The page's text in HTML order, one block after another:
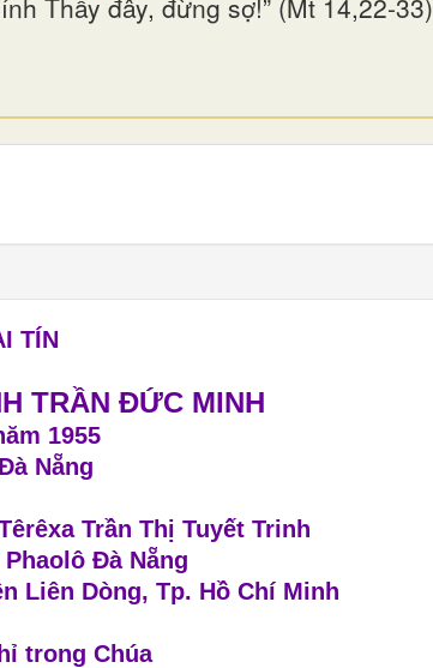
TÍN
TRẦN ĐỨC MINH
1955
Nẵng
Trần Thị Tuyết Trinh
Đà Nẵng
Liên Dòng, Tp. Hồ Chí Minh
trong Chúa